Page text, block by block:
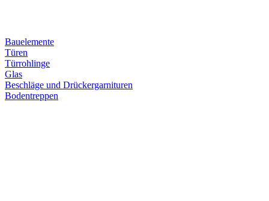
Bauelemente
Türen
Türrohlinge
Glas
Beschläge und Drückergarnituren
Bodentreppen